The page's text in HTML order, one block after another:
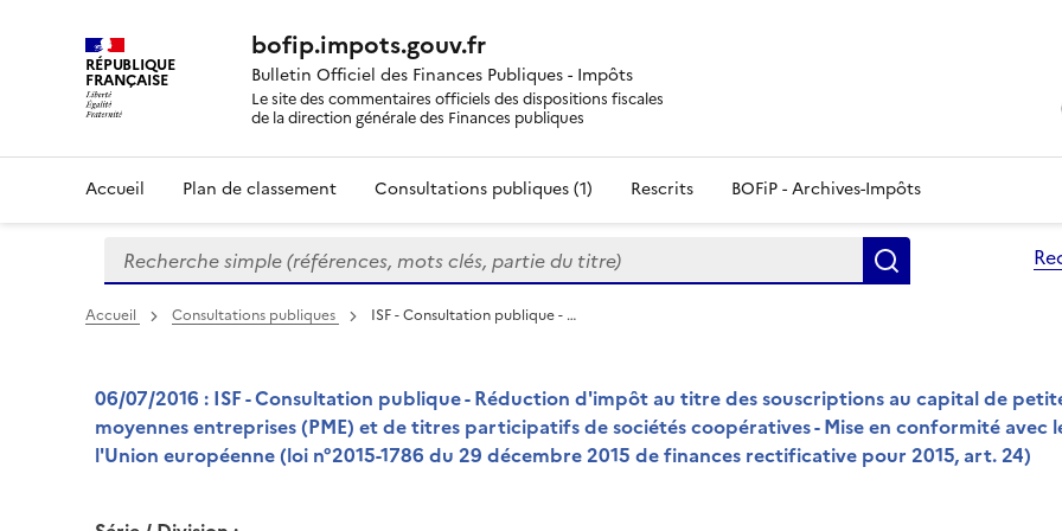
RÉPUBLIQUE
FRANÇAISE
bofip.impots.gouv.fr
Bulletin Officiel des Finances Publiques - Impôts
Le site des commentaires officiels des dispositions fiscales
de la direction générale des Finances publiques
Accueil Plan de classement Consultations publiques (1) Rescrits BOFiP - Archives-Impôts
Formulaire
de
recherche
Recherche simple (références, mots clés, partie du titre)
Accueil Consultations publiques ISF - Consultation publique - …
06/07/2016 : ISF - Consultation publique - Réduction d'impôt au titre des souscriptions au capital de
moyennes entreprises (PME) et de titres participatifs de sociétés coopératives - Mise en conformité avec
l'Union européenne (loi n°2015-1786 du 29 décembre 2015 de finances rectificative pour 2015, art. 24)